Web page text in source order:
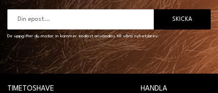
SKICKA
De uppgifter du matar in kommer endast användas till våra nyhetsbrev.
TIMETOSHAVE HANDLA